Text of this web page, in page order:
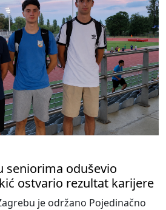
seniorima oduševio
ostvario rezultat karijere
je održano Pojedinačno